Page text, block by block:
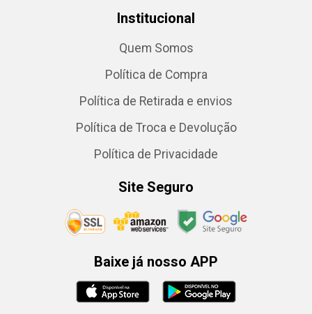
Institucional
Quem Somos
Política de Compra
Política de Retirada e envios
Política de Troca e Devolução
Política de Privacidade
Site Seguro
Baixe já nosso APP